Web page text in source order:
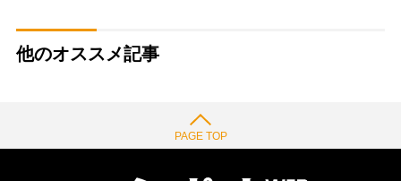
他のオススメ記事
PAGE TOP